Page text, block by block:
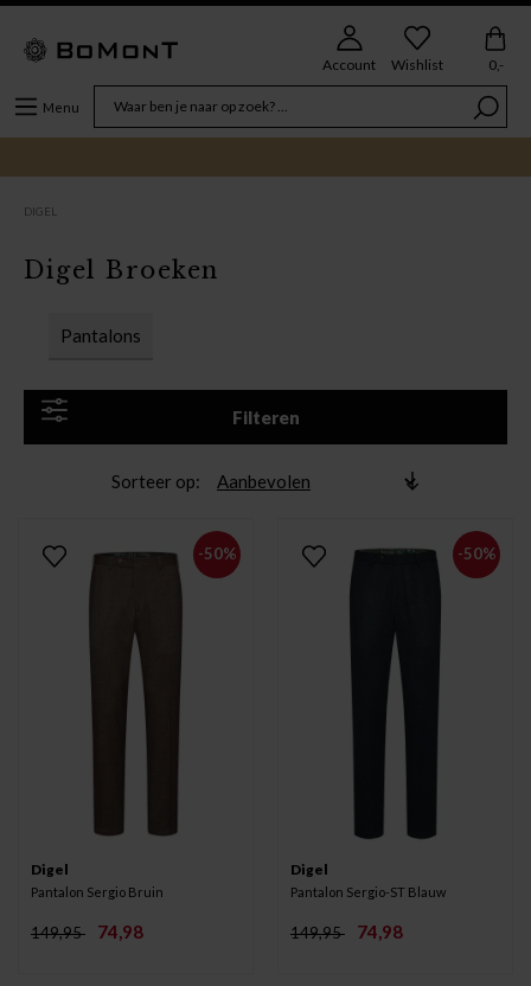
Menu
Account Wishlist 0,-
DIGEL
Pantalons
Filteren
Digel Broeken
Sorteer op
-50%
Digel
Pantalon Sergio Bruin
149,95 74,98
-50%
Digel
Pantalon Sergio-ST Blauw
149,95 74,98